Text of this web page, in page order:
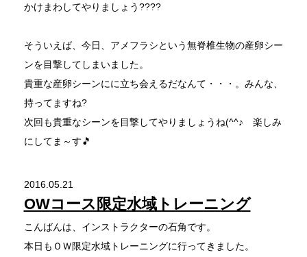
かけまわしてやりましょう????
そういえば、今日、アメフラシという無脊椎生物の産卵シー
ンを目撃してしまいました。
貴重な産卵シーンにに立ち会えるだなんて・・・。みんな、
持ってますね?
次回も貴重なシーンを目撃してやりましょうね(^^♪ 楽しみ
にしてま～す🎵
2016.05.21
OWコース限定水域トレーニング
こんばんは、インストラクターの石角です。
本日もＯＷ限定水域トレーニングに行ってきました。